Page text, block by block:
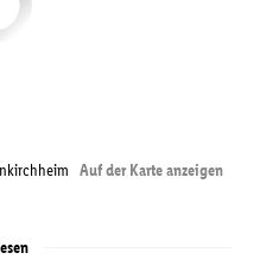
Auf der Karte anzeigen